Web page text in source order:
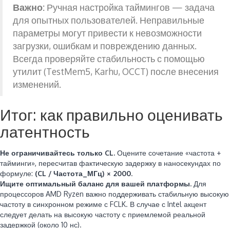
Важно: Ручная настройка таймингов — задача
для опытных пользователей. Неправильные
параметры могут привести к невозможности
загрузки, ошибкам и повреждению данных.
Всегда проверяйте стабильность с помощью
утилит (TestMem5, Karhu, OCCT) после внесения
изменений.
Итог: как правильно оценивать
латентность
Не ограничивайтесь только CL. Оцените сочетание «частота +
тайминги», пересчитав фактическую задержку в наносекундах по
формуле: (CL / Частота_МГц) × 2000.
Ищите оптимальный баланс для вашей платформы. Для
процессоров AMD Ryzen важно поддерживать стабильную высокую
частоту в синхронном режиме с FCLK. В случае с Intel акцент
следует делать на высокую частоту с приемлемой реальной
задержкой (около 10 нс).